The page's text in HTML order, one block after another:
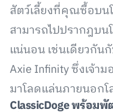
สัตว์เลี้ยงที่คุณซื้อบน
สามารถไปปรากฎบน
แน่นอน เช่นเดียวกั
Axie Infinity ซึ่งเจ้า
มาโลดแล่นภายนอกโ
ClassicDoge พร้อม